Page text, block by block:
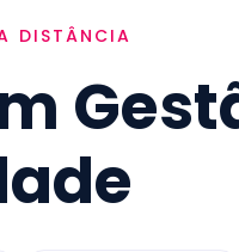
DISTÂNCIA